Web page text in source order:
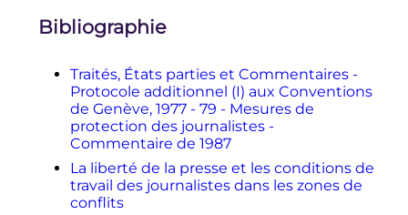
tombée dans l’oubli en fin de
carrière
12Collectif, « La guerre du Vietnam,
une guerre d'image », p. 110-112,
chapitre 4 « Guerres et conflits
représentations, médiatisation,
constructions mémorielles
Culture, médias, pouvoirs aux États-
Unis et en Europe occidentale,
1945-1991
Bibliographie
Traités, États parties et Commentaires -
Protocole additionnel (I) aux Conventions
de Genève, 1977 - 79 - Mesures de
protection des journalistes -
Commentaire de 1987
La liberté de la presse et les conditions de
travail des journalistes dans les zones de
conflits